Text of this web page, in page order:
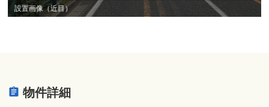
設置画像（近目）
物件詳細